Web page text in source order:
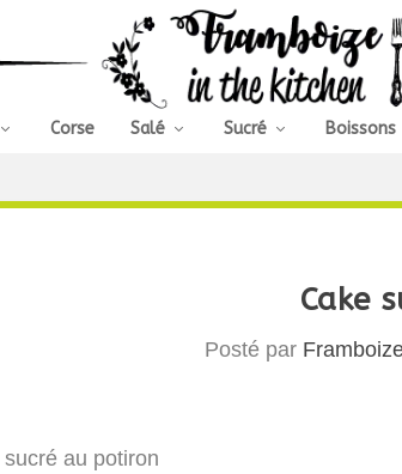
Corse Salé Sucré Boissons
Cake
Posté par